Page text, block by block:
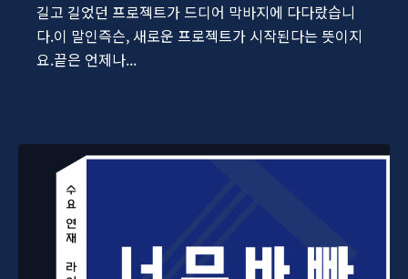
길고 길었던 프로젝트가 드디어 막바지에 다다랐습니
다.이 말인즉슨, 새로운 프로젝트가 시작된다는 뜻이지
요.끝은 언제나...